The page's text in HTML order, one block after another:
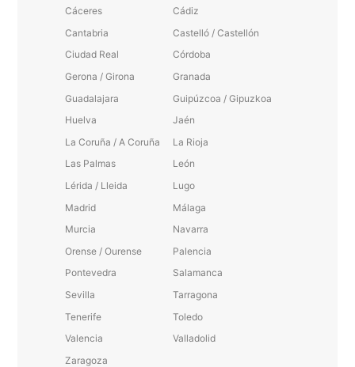
Cáceres
Cádiz
Cantabria
Castelló / Castellón
Ciudad Real
Córdoba
Gerona / Girona
Granada
Guadalajara
Guipúzcoa / Gipuzkoa
Huelva
Jaén
La Coruña / A Coruña
La Rioja
Las Palmas
León
Lérida / Lleida
Lugo
Madrid
Málaga
Murcia
Navarra
Orense / Ourense
Palencia
Pontevedra
Salamanca
Sevilla
Tarragona
Tenerife
Toledo
Valencia
Valladolid
Zaragoza